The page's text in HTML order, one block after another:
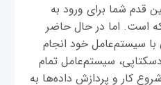
قدم شما برای ورود به
است. اما در حال حاضر
با سیستم‌عامل خود انجام
سیستم‌عامل تمام
کار و پردازش داده‌ها به